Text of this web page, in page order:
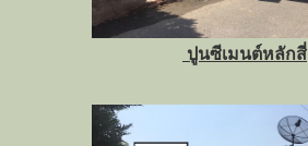
ปูนซีเมนต์หลักสี่